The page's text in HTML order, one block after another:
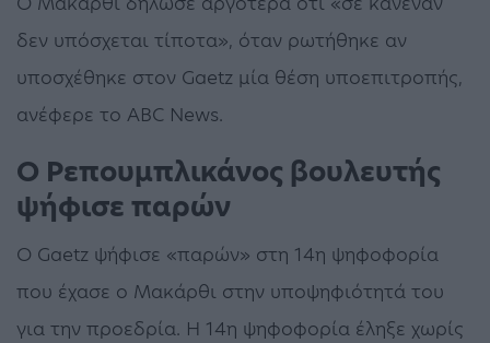
δεν υπόσχεται τίποτα», όταν ρωτήθηκε αν
υποσχέθηκε στον Gaetz μία θέση υποεπιτροπής,
ανέφερε το ABC News.
Ο Ρεπουμπλικάνος βουλευτής
ψήφισε παρών
Ο Gaetz ψήφισε «παρών» στη 14η ψηφοφορία
που έχασε ο Μακάρθι στην υποψηφιότητά του
για την προεδρία. Η 14η ψηφοφορία έληξε χωρίς